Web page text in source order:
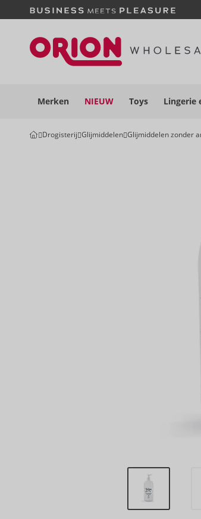
Merken NIEUW Toys Lingerie
Drogisterij Glijmiddelen Glijmiddelen zonder